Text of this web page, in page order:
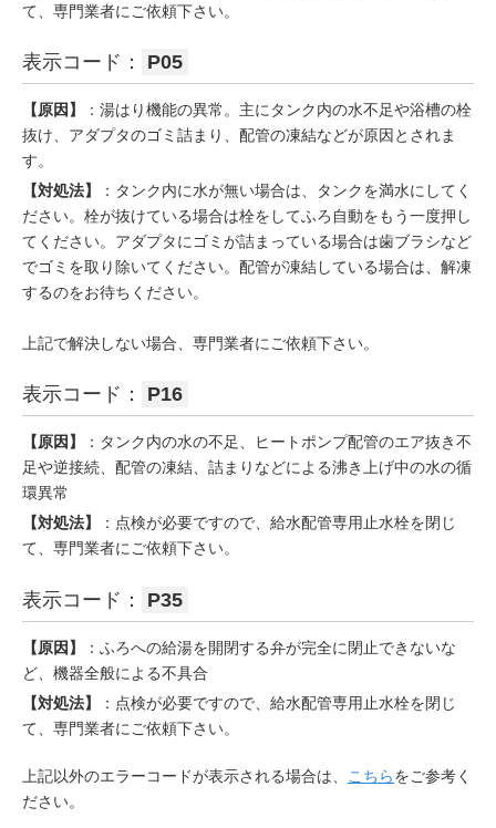
て、専門業者にご依頼下さい。
表示コード： P05
【原因】
：湯はり機能の異常。主にタンク内の水不足や浴槽の栓
抜け、アダプタのゴミ詰まり、配管の凍結などが原因とされま
す。
【対処法】
：タンク内に水が無い場合は、タンクを満水にしてく
ださい。栓が抜けている場合は栓をしてふろ自動をもう一度押し
てください。アダプタにゴミが詰まっている場合は歯ブラシなど
でゴミを取り除いてください。配管が凍結している場合は、解凍
するのをお待ちください。
上記で解決しない場合、専門業者にご依頼下さい。
表示コード： P16
【原因】
：タンク内の水の不足、ヒートポンプ配管のエア抜き不
足や逆接続、配管の凍結、詰まりなどによる沸き上げ中の水の循
環異常
【対処法】
：点検が必要ですので、給水配管専用止水栓を閉じ
て、専門業者にご依頼下さい。
表示コード： P35
【原因】
：ふろへの給湯を開閉する弁が完全に閉止できないな
ど、機器全般による不具合
【対処法】
：点検が必要ですので、給水配管専用止水栓を閉じ
て、専門業者にご依頼下さい。
上記以外のエラーコードが表示される場合は、 こちらをご参考く
ださい。